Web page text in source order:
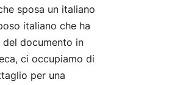
sposa un italiano
italiano che ha
del documento in
ci occupiamo di
per una